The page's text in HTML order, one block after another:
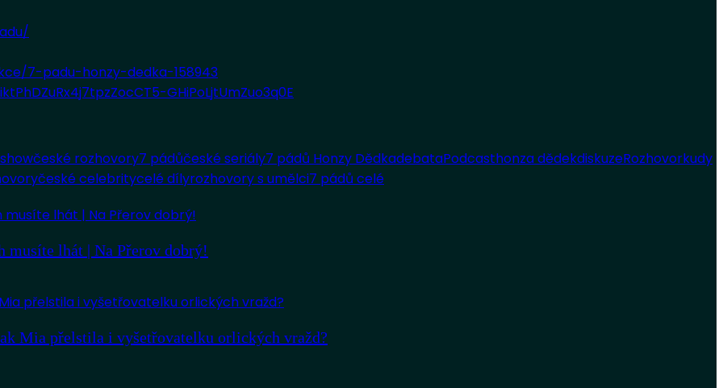
7-padu-honzy-dedka-158943
GHiPoLjtUmZuo3q0E
české rozhovory7 pádůčeské seriály7 pádů Honzy DědkadebataPodcasthonza dědekdiskuzeRozhovorkudy
české celebritycelé dílyrozhovory s umělci7 pádů celé
musíte lhát | Na Přerov dobrý!
Mia přelstila i vyšetřovatelku orlických vražd?